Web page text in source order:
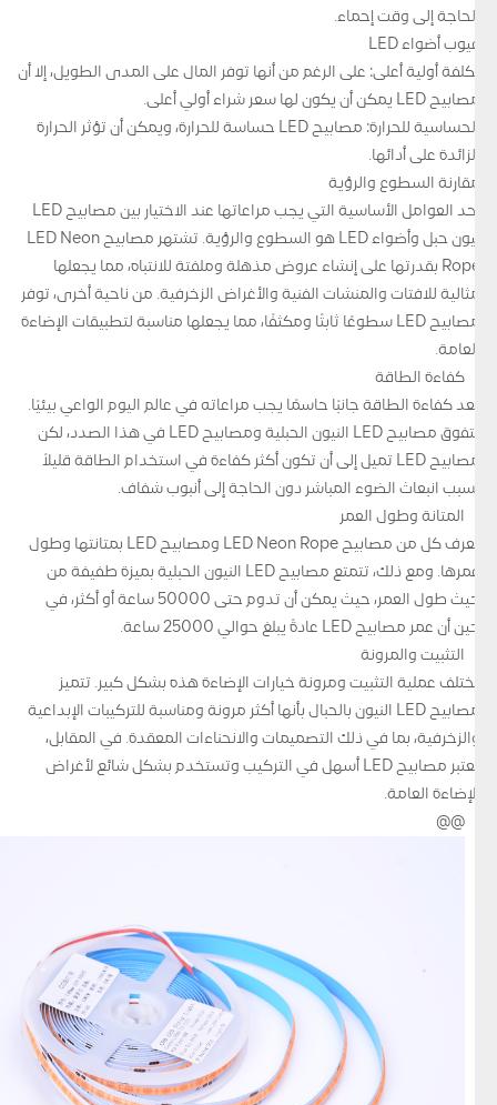
الحاجة إلى وقت إحماء.
عيوب أضواء LED
تكلفة أولية أعلى: على الرغم من أنها توفر المال على المدى الطويل، إلا أن
مصابيح LED يمكن أن يكون لها سعر شراء أولي أعلى.
الحساسية للحرارة: مصابيح LED حساسة للحرارة، ويمكن أن تؤثر الحرارة
الزائدة على أدائها.
مقارنة السطوع والرؤية
أحد العوامل الأساسية التي يجب مراعاتها عند الاختيار بين مصابيح LED
نيون حبل وأضواء LED هو السطوع والرؤية. تشتهر مصابيح LED Neon
Rope بقدرتها على إنشاء عروض مذهلة وملفتة للانتباه، مما يجعلها
مثالية للافتات والمنشآت الفنية والأغراض الزخرفية. من ناحية أخرى، توفر
مصابيح LED سطوعًا ثابتًا ومكثفًا، مما يجعلها مناسبة لتطبيقات الإضاءة
العامة.
كفاءة الطاقة
تعد كفاءة الطاقة جانبًا حاسمًا يجب مراعاته في عالم اليوم الواعي بيئيًا.
تتفوق مصابيح LED النيون الحبلية ومصابيح LED في هذا الصدد، لكن
مصابيح LED تميل إلى أن تكون أكثر كفاءة في استخدام الطاقة قليلاً
بسبب انبعاث الضوء المباشر دون الحاجة إلى أنبوب شفاف.
المتانة وطول العمر
تُعرف كل من مصابيح LED Neon Rope ومصابيح LED بمتانتها وطول
عمرها. ومع ذلك، تتمتع مصابيح LED النيون الحبلية بميزة طفيفة من
حيث طول العمر، حيث يمكن أن تدوم حتى 50000 ساعة أو أكثر، في
حين أن عمر مصابيح LED عادةً يبلغ حوالي 25000 ساعة.
التثبيت والمرونة
تختلف عملية التثبيت ومرونة خيارات الإضاءة هذه بشكل كبير. تتميز
مصابيح LED النيون بالحبال بأنها أكثر مرونة ومناسبة للتركيبات الإبداعية
والزخرفية، بما في ذلك التصميمات والانحناءات المعقدة. في المقابل،
تعتبر مصابيح LED أسهل في التركيب وتستخدم بشكل شائع لأغراض
الإضاءة العامة.
@@